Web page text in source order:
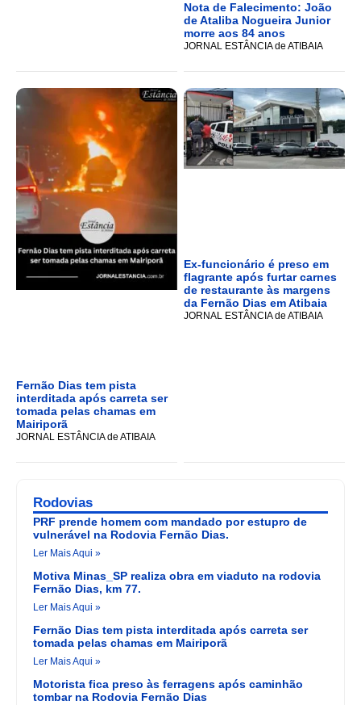
Nota de Falecimento: João
de Ataliba Nogueira Junior
morre aos 84 anos
JORNAL ESTÂNCIA de ATIBAIA
Fernão Dias tem pista
interditada após carreta ser
tomada pelas chamas em
Mairiporã
JORNAL ESTÂNCIA de ATIBAIA
Ex-funcionário é preso em
flagrante após furtar carnes
de restaurante às margens
da Fernão Dias em Atibaia
JORNAL ESTÂNCIA de ATIBAIA
Rodovias
PRF prende homem com mandado por estupro de
vulnerável na Rodovia Fernão Dias.
Ler Mais Aqui »
Motiva Minas_SP realiza obra em viaduto na rodovia
Fernão Dias, km 77.
Ler Mais Aqui »
Fernão Dias tem pista interditada após carreta ser
tomada pelas chamas em Mairiporã
Ler Mais Aqui »
Motorista fica preso às ferragens após caminhão
tombar na Rodovia Fernão Dias